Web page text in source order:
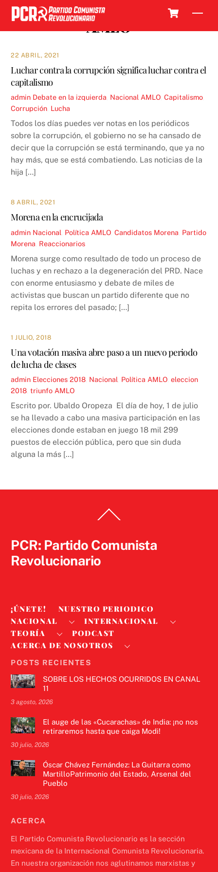
Skip
content
AMLO
22 ABRIL, 2021
Luchar contra la corrupción significa luchar contra el
capitalismo
admin Debate en la izquierda Nacional AMLO ,Capitalismo
Corrupción Lucha
Todos los días puedes ver notas en los periódicos
sobre la corrupción, el gobierno no se ha cansado de
decir que la corrupción se está terminando, que ya no
hay más, que se está combatiendo. Las noticias de la
hija […]
8 ABRIL, 2021
Morena en la encrucijada
admin Nacional Política AMLO ,Candidatos Morena Partido
Morena Reaccionarios
Morena surge como resultado de todo un proceso de
luchas y en rechazo a la degeneración del PRD. Nace
con enorme entusiasmo y debate de miles de
activistas que buscan un partido diferente que no
repita los errores del pasado; […]
1 JULIO, 2018
Una votación masiva abre paso a un nuevo periodo
de lucha de clases
admin Elecciones 2018 Nacional Política AMLO ,eleccion
2018 ,triunfo AMLO
Escrito por. Ubaldo Oropeza El día de hoy, 1 de julio
se ha llevado a cabo una masiva participación en las
elecciones donde estaban en juego 18 mil 299
puestos de elección pública, pero que sin duda
alguna la más […]
To
PCR: Partido Comunista
Revolucionario
¡ÚNETE!
NUESTRO PERIODICO
NACIONAL
INTERNACIONAL
TEORÍA
PODCAST
ACERCA DE NOSOTROS
POSTS RECIENTES
SOBRE LOS HECHOS OCURRIDOS EN CANAL
11
3 agosto, 2026
El auge de las «Cucarachas» de India: ¡no nos
retiraremos hasta que caiga Modi!
30 julio, 2026
Óscar Chávez Fernández: La Guitarra como
MartilloPatrimonio del Estado, Arsenal del
Pueblo
30 julio, 2026
ACERCA
El Partido Comunista Revolucionario es la sección
mexicana de la Internacional Comunista Revolucionaria.
En nuestra organización nos aglutinamos marxistas y